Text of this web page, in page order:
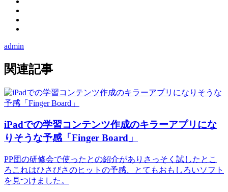
admin
関連記事
iPadでの学習コンテンツ作成のキラーアプリにな
りそうな予感「Finger Board」
PP団の研修会で使ったとの紹介がありさっそく試したとこ
ろこれはひさびさのヒットの予感、とてもおもしろいソフト
を見つけました。